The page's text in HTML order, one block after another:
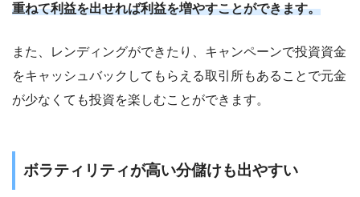
重ねて利益を出せれば利益を増やすことができます。
また、レンディングができたり、キャンペーンで投資資金
をキャッシュバックしてもらえる取引所もあることで元金
が少なくても投資を楽しむことができます。
ボラティリティが高い分儲けも出やすい